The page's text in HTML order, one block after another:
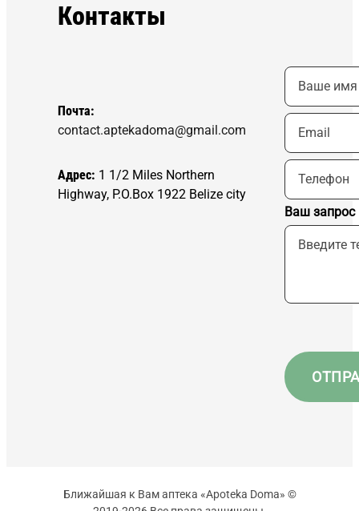
Контакты
Почта:
contact.aptekadoma@gmail.com
Адрес: 1 1/2 Miles Northern
Highway, P.O.Box 1922 Belize city
Ваш запрос
Ближайшая к Вам аптека «Apoteka Doma» ©